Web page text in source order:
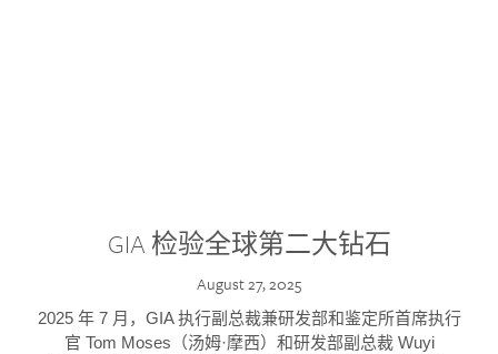
GIA 检验全球第二大钻石
August 27, 2025
2025 年 7 月，GIA 执行副总裁兼研发部和鉴定所首席执行
官 Tom Moses（汤姆·摩西）和研发部副总裁 Wuyi